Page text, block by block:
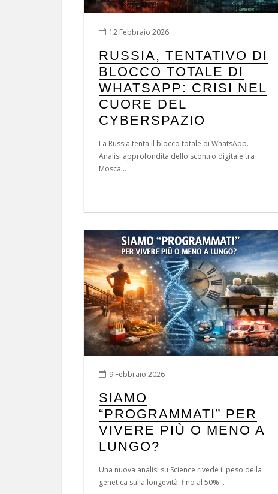
12 Febbraio 2026
RUSSIA, TENTATIVO DI
BLOCCO TOTALE DI
WHATSAPP: CRISI NEL
CUORE DEL
CYBERSPAZIO
La Russia tenta il blocco totale di WhatsApp.
Analisi approfondita dello scontro digitale tra
Mosca...
9 Febbraio 2026
SIAMO
“PROGRAMMATI” PER
VIVERE PIÙ O MENO A
LUNGO?
Una nuova analisi su Science rivede il peso della
genetica sulla longevità: fino al 50%...